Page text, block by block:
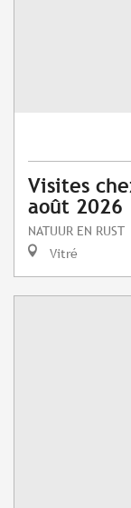
Visites
août 2026
NATUUR EN RUST
Vitré